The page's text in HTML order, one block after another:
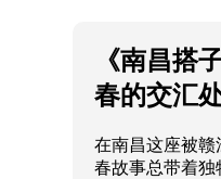
《南昌搭
春的交汇
在南昌这座被
春故事总带着